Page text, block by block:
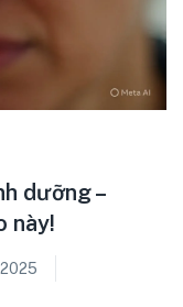
dưỡng –
này!